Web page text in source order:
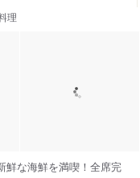
理
鮮な海鮮を満喫！全席完